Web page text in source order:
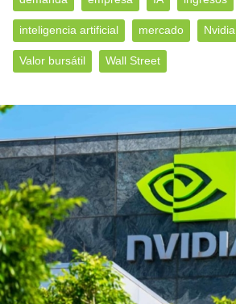
inteligencia artificial mercado Nvidia
Valor bursátil Wall Street